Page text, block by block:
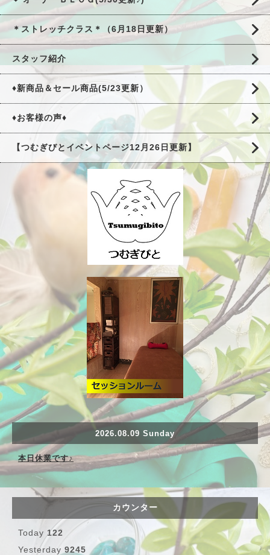
＊ストレッチクラス＊（6月18日更新）
スタッフ紹介
♦新商品＆セール商品(5/23更新）
♦お客様の声♦
【つむぎびとイベントページ12月26日更新】
2026.08.09 Sunday
本日休業です♪
カウンター
Today 122
Yesterday 9245